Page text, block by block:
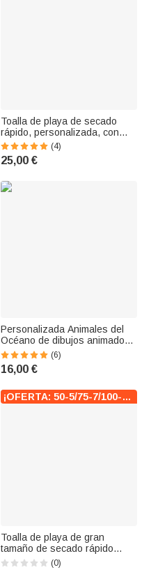
Toalla de playa de secado
rápido, personalizada, con
estampado de leopardo y
personajes de dibujos
animados multicolores, con
verano, vacaciones, fiestas,
(4)
25,00 €
Personalizada Animales del
Océano de dibujos animados
estilo acuarela Mochila de
playa con nombre Fiesta en la
playa Regalo de cumpleaños
(6)
16,00 €
¡OFERTA: 50-5/75-7/100-10!
Toalla de playa de gran
tamaño de secado rápido
personalizada con el nombre
(0)